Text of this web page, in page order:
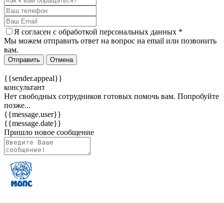
Я согласен c обработкой персональных данных *
Мы можем отправить ответ на вопрос на email или позвонить
вам.
Отправить Отмена
{{sender.appeal}}
консультант
Нет свободных сотрудников готовых помочь вам. Попробуйте
позже...
{{message.user}}
{{message.date}}
Пришло новое сообщение